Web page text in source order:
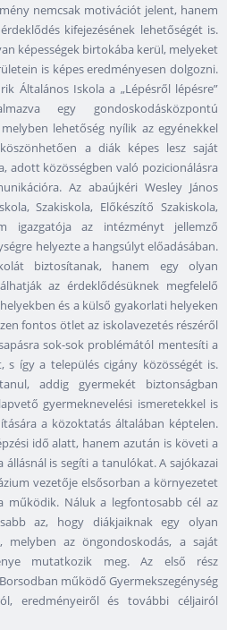
nemcsak motivációt jelent, hanem
kifejezésének lehetőségét is.
képességek birtokába kerül, melyeket
is képes eredményesen dolgozni.
Általános Iskola a „Lépésről lépésre”
egy gondoskodásközpontú
lehetőség nyílik az egyénekkel
a diák képes lesz saját
adott közösségben való pozicionálásra
Az abaújkéri Wesley János
Szakiskola, Előkészítő Szakiskola,
igazgatója az intézményt jellemző
helyezte a hangsúlyt előadásában.
biztosítanak, hanem egy olyan
az érdeklődésüknek megfelelő
és a külső gyakorlati helyeken
fontos ötlet az iskolavezetés részéről
sok-sok problémától mentesíti a
így a település cigány közösségét is.
addig gyermekét biztonságban
gyermeknevelési ismeretekkel is
a közoktatás általában képtelen.
idő alatt, hanem azután is követi a
is segíti a tanulókat. A sajókazai
vezetője elsősorban a környezetet
működik. Náluk a legfontosabb cél az
az, hogy diákjaiknak egy olyan
melyben az öngondoskodás, a saját
mutatkozik meg. Az első rész
működő Gyermekszegénység
eredményeiről és további céljairól